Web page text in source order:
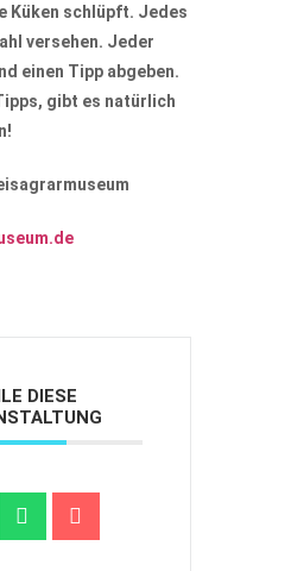
Küken schlüpft. Jedes
versehen. Jeder
einen Tipp abgeben.
gibt es natürlich
DIESE